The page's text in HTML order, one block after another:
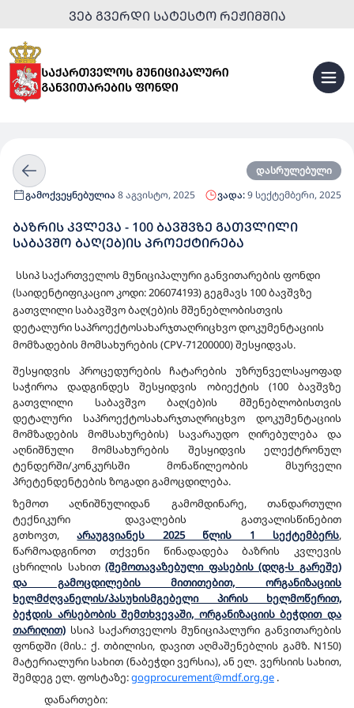
ᲕᲔᲑ ᲒᲕᲔᲠᲓᲘ ᲡᲐᲢᲔᲡᲢᲝ ᲠᲔᲟᲘᲛᲨᲘᲐ
დასრულებული
გამოქვეყნებულია 8 აგვისტო, 2025 ვადა:9 სექტემბერი, 2025
ᲑᲐᲖᲠᲘᲡ ᲙᲕᲚᲔᲕᲐ - 100 ᲑᲐᲕᲨᲕᲖᲔ ᲒᲐᲗᲕᲚᲘᲚᲘ
ᲡᲐᲑᲐᲕᲨᲝ ᲑᲐᲦ(ᲔᲑ)ᲘᲡ ᲞᲠᲝᲔᲥᲢᲘᲠᲔᲑᲐ
სსიპ საქართველოს მუნიციპალური განვითარების ფონდი
(საიდენტიფიკაციო კოდი: 206074193) გეგმავს 100 ბავშვზე
გათვლილი საბავშვო ბაღ(ებ)ის მშენებლობისთვის
დეტალური საპროექტოსახარჯთაღრიცხვო დოკუმენტაციის
მომზადების მომსახურების (CPV-71200000) შესყიდვას.
შესყიდვის პროცედურების ჩატარების უზრუნველსაყოფად
საჭიროა დადგინდეს შესყიდვის ობიექტის (100 ბავშვზე
გათვლილი საბავშვო ბაღ(ებ)ის მშენებლობისთვის
დეტალური საპროექტოსახარჯთაღრიცხვო დოკუმენტაციის
მომზადების მომსახურების) სავარაუდო ღირებულება და
აღნიშნული მომსახურების შესყიდვის ელექტრონულ
ტენდერში/კონკურსში მონაწილეობის მსურველი
პრეტენდენტების ზოგადი გამოცდილება.
ზემოთ აღნიშნულიდან გამომდინარე, თანდართული
ტექნიკური დავალების გათვალისწინებით
გთხოვთ,არაუგვიანეს 2025 წლის 1 სექტემბერს,
წარმოადგინოთ თქვენი წინადადება ბაზრის კვლევის
ცხრილის სახით(შემოთავაზებული ფასების (დღგ-ს გარეშე)
და გამოცდილების მითითებით, ორგანიზაციის
ხელმძღვანელის/პასუხისმგებელი პირის ხელმოწერით,
ბეჭდის არსებობის შემთხვევაში, ორგანიზაციის ბეჭდით და
თარიღით) სსიპ საქართველოს მუნიციპალური განვითარების
ფონდში (მის.: ქ. თბილისი, დავით აღმაშენებლის გამზ. N150)
მატერიალური სახით (ნაბეჭდი ვერსია), ან ელ. ვერსიის სახით,
შემდეგ ელ. ფოსტაზე:gogprocurement@mdf.org.ge .
დანართები: